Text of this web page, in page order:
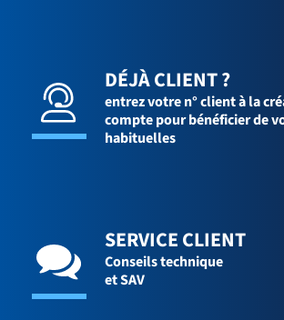
DÉJÀ CLIENT ?
entrez votre n° client à la
compte pour bénéficier de
habituelles
SERVICE CLIENT
Conseils technique
et SAV